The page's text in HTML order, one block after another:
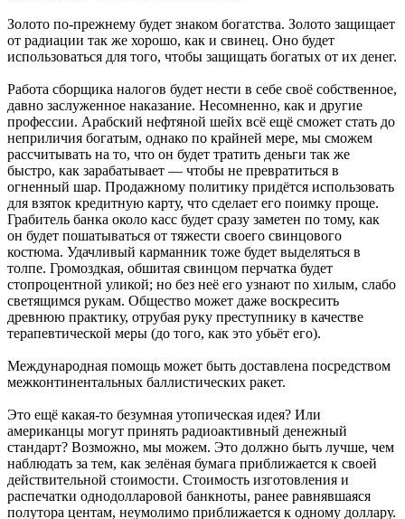
Золото по-прежнему будет знаком богатства. Золото защищает
от радиации так же хорошо, как и свинец. Оно будет
использоваться для того, чтобы защищать богатых от их денег.
Работа сборщика налогов будет нести в себе своё собственное,
давно заслуженное наказание. Несомненно, как и другие
профессии. Арабский нефтяной шейх всё ещё сможет стать до
неприличия богатым, однако по крайней мере, мы сможем
рассчитывать на то, что он будет тратить деньги так же
быстро, как зарабатывает — чтобы не превратиться в
огненный шар. Продажному политику придётся использовать
для взяток кредитную карту, что сделает его поимку проще.
Грабитель банка около касс будет сразу заметен по тому, как
он будет пошатываться от тяжести своего свинцового
костюма. Удачливый карманник тоже будет выделяться в
толпе. Громоздкая, обшитая свинцом перчатка будет
стопроцентной уликой; но без неё его узнают по хилым, слабо
светящимся рукам. Общество может даже воскресить
древнюю практику, отрубая руку преступнику в качестве
терапевтической меры (до того, как это убьёт его).
Международная помощь может быть доставлена посредством
межконтинентальных баллистических ракет.
Это ещё какая-то безумная утопическая идея? Или
американцы могут принять радиоактивный денежный
стандарт? Возможно, мы можем. Это должно быть лучше, чем
наблюдать за тем, как зелёная бумага приближается к своей
действительной стоимости. Стоимость изготовления и
распечатки однодолларовой банкноты, ранее равнявшаяся
полутора центам, неумолимо приближается к одному доллару.